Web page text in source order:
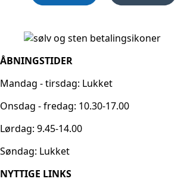
ÅBNINGSTIDER
Mandag - tirsdag: Lukket
Onsdag - fredag: 10.30-17.00
Lørdag: 9.45-14.00
Søndag: Lukket
NYTTIGE LINKS